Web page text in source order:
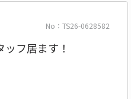
No：TS26-0628582
フ居ます！